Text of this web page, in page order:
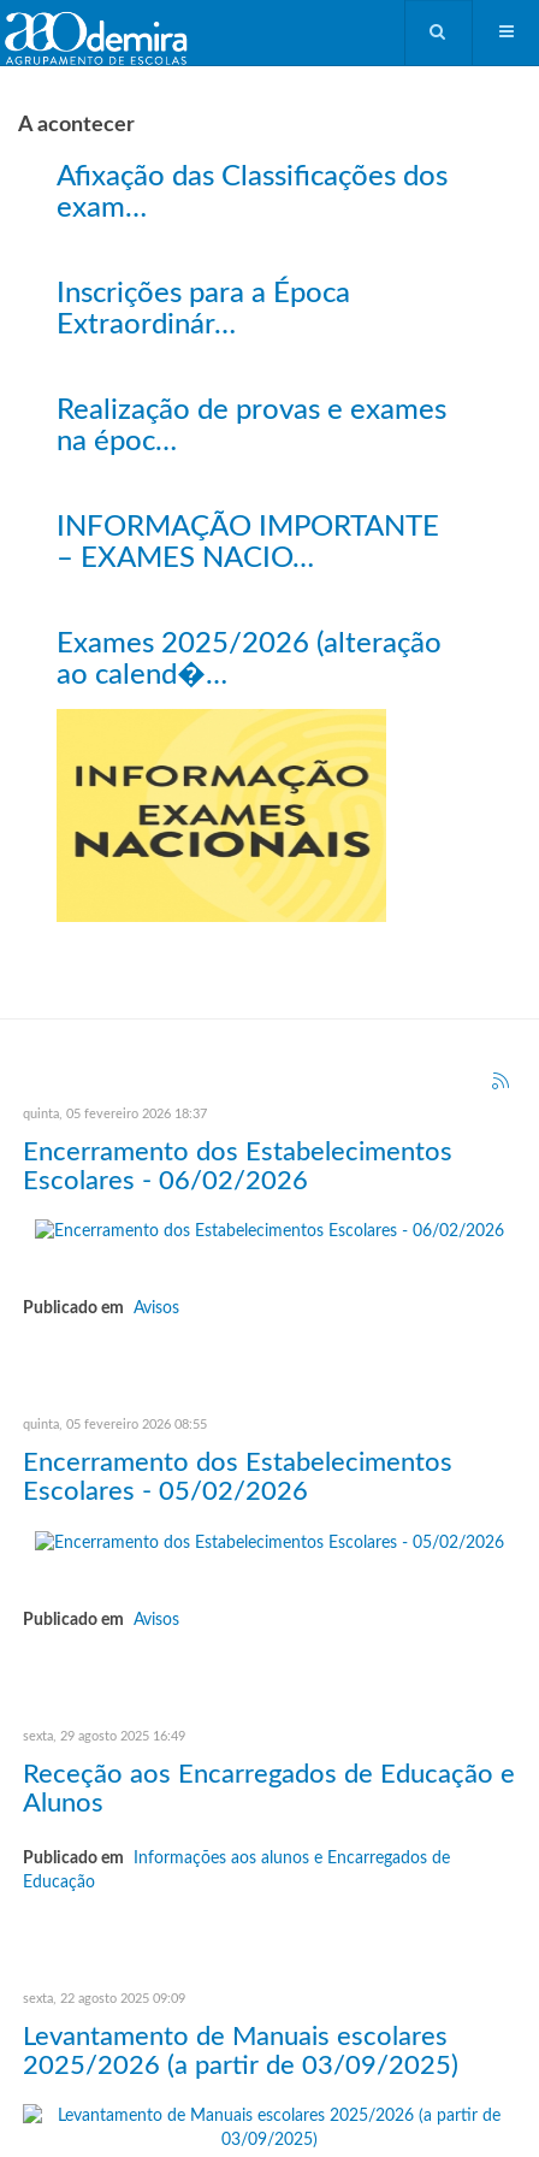
A acontecer
Afixação das Classificações dos
exam…
Inscrições para a Época
Extraordinár…
Realização de provas e exames
na époc…
INFORMAÇÃO IMPORTANTE
– EXAMES NACIO…
Exames 2025/2026 (alteração
ao calend�…
quinta, 05 fevereiro 2026 18:37
Encerramento dos Estabelecimentos
Escolares - 06/02/2026
Publicado em Avisos
quinta, 05 fevereiro 2026 08:55
Encerramento dos Estabelecimentos
Escolares - 05/02/2026
Publicado em Avisos
sexta, 29 agosto 2025 16:49
Receção aos Encarregados de Educação e
Alunos
Publicado em
Informações aos alunos e Encarregados de
Educação
sexta, 22 agosto 2025 09:09
Levantamento de Manuais escolares
2025/2026 (a partir de 03/09/2025)